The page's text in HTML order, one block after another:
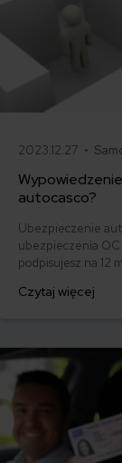
2023.12.27 •
autocasco?
Ubezpieczenie
ubezpieczenia
podpisujesz na 12
ofertę lub
Czytaj więcej